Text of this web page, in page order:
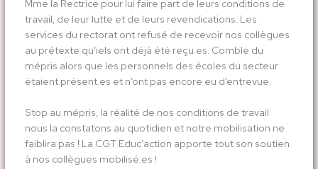
Mme la Rectrice pour lui faire part de leurs conditions de
travail, de leur lutte et de leurs revendications. Les
services du rectorat ont refusé de recevoir nos collègues
au prétexte qu’iels ont déjà été reçu.es. Comble du
mépris alors que les personnels des écoles du secteur
étaient présent.es et n’ont pas encore eu d’entrevue.
Stop au mépris, la réalité de nos conditions de travail
nous la constatons au quotidien et notre mobilisation ne
faiblira pas ! La CGT Educ’action apporte tout son soutien
à nos collègues mobilisé.es !